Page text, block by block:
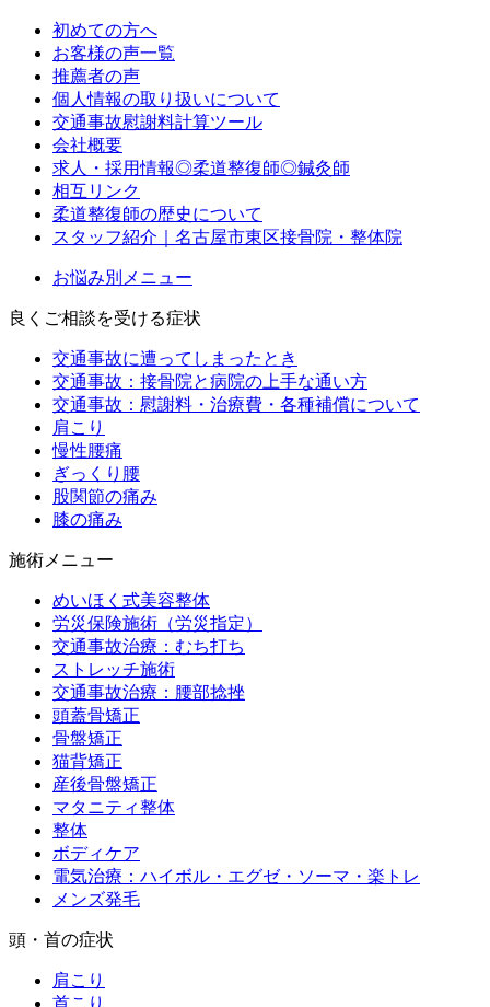
初めての方へ
お客様の声一覧
推薦者の声
個人情報の取り扱いについて
交通事故慰謝料計算ツール
会社概要
求人・採用情報◎柔道整復師◎鍼灸師
相互リンク
柔道整復師の歴史について
スタッフ紹介｜名古屋市東区接骨院・整体院
お悩み別メニュー
良くご相談を受ける症状
交通事故に遭ってしまったとき
交通事故：接骨院と病院の上手な通い方
交通事故：慰謝料・治療費・各種補償について
肩こり
慢性腰痛
ぎっくり腰
股関節の痛み
膝の痛み
施術メニュー
めいほく式美容整体
労災保険施術（労災指定）
交通事故治療：むち打ち
ストレッチ施術
交通事故治療：腰部捻挫
頭蓋骨矯正
骨盤矯正
猫背矯正
産後骨盤矯正
マタニティ整体
整体
ボディケア
電気治療：ハイボル・エグゼ・ソーマ・楽トレ
メンズ発毛
頭・首の症状
肩こり
首こり